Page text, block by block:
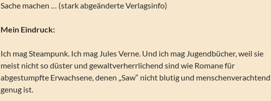
Sache machen … (stark abgeänderte Verlagsinfo)
Mein Eindruck:
Ich mag Steampunk. Ich mag Jules Verne. Und ich mag Jugendbücher, weil sie
meist nicht so düster und gewaltverherrlichend sind wie Romane für
abgestumpfte Erwachsene, denen „Saw“ nicht blutig und menschenverachtend
genug ist.